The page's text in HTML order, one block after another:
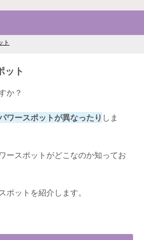
ト
ット
か？
ワースポットが異なったり しま
ースポットがどこなのか知ってお
ットを紹介します。